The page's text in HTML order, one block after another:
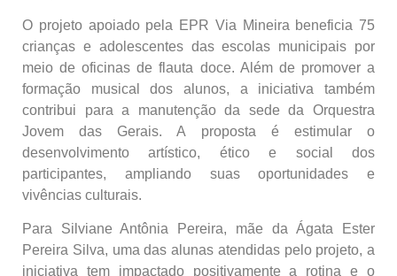
O projeto apoiado pela EPR Via Mineira beneficia 75
crianças e adolescentes das escolas municipais por
meio de oficinas de flauta doce. Além de promover a
formação musical dos alunos, a iniciativa também
contribui para a manutenção da sede da Orquestra
Jovem das Gerais. A proposta é estimular o
desenvolvimento artístico, ético e social dos
participantes, ampliando suas oportunidades e
vivências culturais.
Para Silviane Antônia Pereira, mãe da Ágata Ester
Pereira Silva, uma das alunas atendidas pelo projeto, a
iniciativa tem impactado positivamente a rotina e o